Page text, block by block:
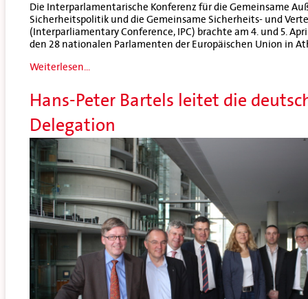
Die Interparlamentarische Konferenz für die Gemeinsame
Sicherheitspolitik und die Gemeinsame Sicherheits- und
(Interparliamentary Conference, IPC) brachte am 4. und 5.
den 28 nationalen Parlamenten der Europäischen Union in
Weiterlesen...
Hans-Peter Bartels leitet die
Delegation